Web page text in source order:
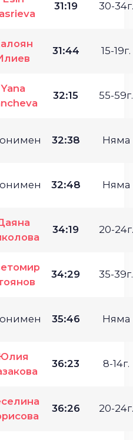
31:19 30-34г.
31:44 15-19г.
Yana
32:15 55-59г.
32:38 Няма
32:48 Няма
34:19 20-24г.
34:29 35-39г.
35:46 Няма
36:23 8-14г.
36:26 20-24г.